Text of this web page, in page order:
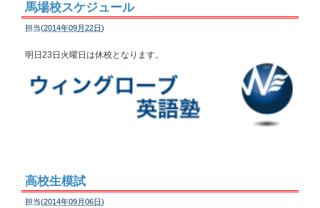
馬場校スケジュール
担当(2014年09月22日)
明日23日火曜日は休校となります。
高校生模試
担当(2014年09月06日)